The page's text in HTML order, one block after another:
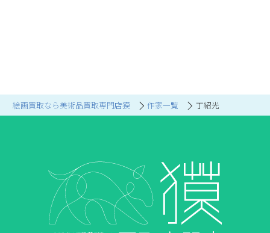
絵画買取なら美術品買取専門店獏 作家一覧 丁紹光